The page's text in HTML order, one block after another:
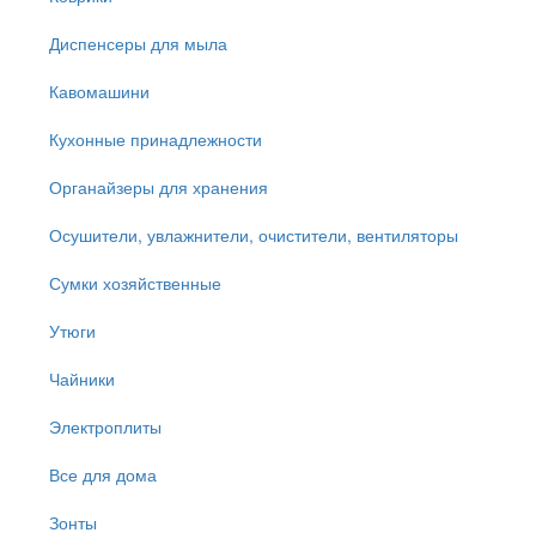
Диспенсеры для мыла
Кавомашини
Кухонные принадлежности
Органайзеры для хранения
Осушители, увлажнители, очистители, вентиляторы
Сумки хозяйственные
Утюги
Чайники
Электроплиты
Все для дома
Зонты